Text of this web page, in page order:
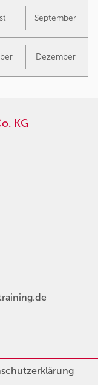
September
Dezember
KG